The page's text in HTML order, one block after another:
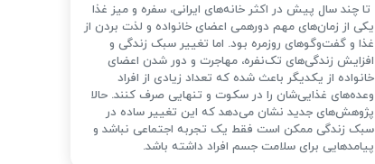
تا چند سال پیش در اکثر خانه‌های ایرانی، سفره و میز غذا
یکی از زمان‌های مهم دورهمی اعضای خانواده و لذت بردن از
غذا و گفت‌وگوهای روزمره بود. اما تغییر سبک زندگی و
افزایش زندگی‌های تک‌نفره، مهاجرت و دور شدن اعضای
خانواده از یکدیگر باعث شده که تعداد زیادی از افراد
وعده‌های غذایی‌شان را در سکوت و تنهایی صرف کنند. حالا
پژوهش‌های جدید نشان می‌دهد که این تغییر ساده در
سبک زندگی ممکن است فقط یک تجربه اجتماعی نباشد و
پیامدهایی برای سلامت جسم افراد داشته باشد.